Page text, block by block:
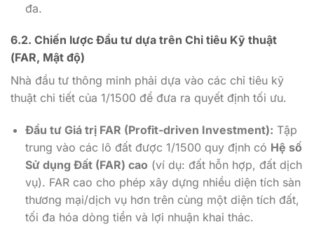
đa.
6.2. Chiến lược Đầu tư dựa trên Chỉ tiêu Kỹ thuật
(FAR, Mật độ)
Nhà đầu tư thông minh phải dựa vào các chỉ tiêu kỹ
thuật chi tiết của 1/1500 để đưa ra quyết định tối ưu.
Đầu tư Giá trị FAR (Profit-driven Investment): Tập
trung vào các lô đất được 1/1500 quy định có Hệ số
Sử dụng Đất (FAR) cao (ví dụ: đất hỗn hợp, đất dịch
vụ). FAR cao cho phép xây dựng nhiều diện tích sàn
thương mại/dịch vụ hơn trên cùng một diện tích đất,
tối đa hóa dòng tiền và lợi nhuận khai thác.